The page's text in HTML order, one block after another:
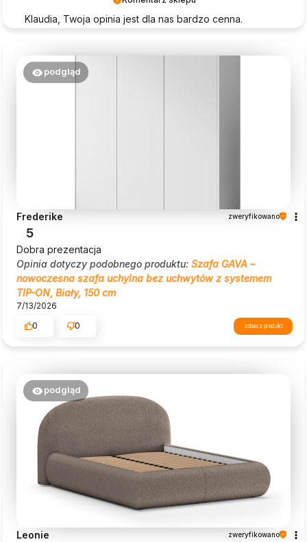
Klaudia, Twoja opinia jest dla nas bardzo cenna.
podgląd
Frederike zweryfikowano
5
Dobra prezentacja
Opinia dotyczy podobnego produktu: Szafa GAVA –
nowoczesna szafa uchylna bez uchwytów z systemem
TIP-ON, Biały, 150 cm
7/13/2026
0
0 zobacz produkt
podgląd
Leonie zweryfikowano